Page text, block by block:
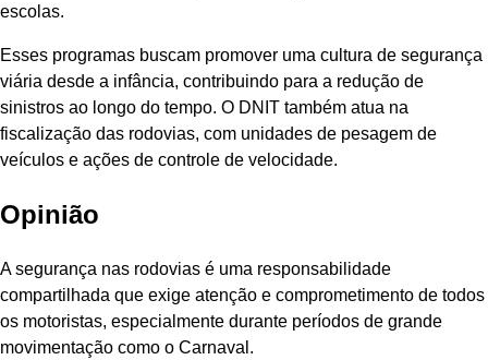
escolas.
Esses programas buscam promover uma cultura de segurança
viária desde a infância, contribuindo para a redução de
sinistros ao longo do tempo. O DNIT também atua na
fiscalização das rodovias, com unidades de pesagem de
veículos e ações de controle de velocidade.
Opinião
A segurança nas rodovias é uma responsabilidade
compartilhada que exige atenção e comprometimento de todos
os motoristas, especialmente durante períodos de grande
movimentação como o Carnaval.